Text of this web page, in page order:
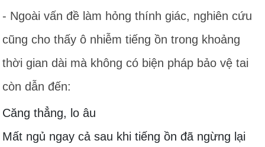
- Ngoài vấn đề làm hỏng thính giác, nghiên cứu
cũng cho thấy ô nhiễm tiếng ồn trong khoảng
thời gian dài mà không có biện pháp bảo vệ tai
còn dẫn đến:
Căng thẳng, lo âu
Mất ngủ ngay cả sau khi tiếng ồn đã ngừng lại